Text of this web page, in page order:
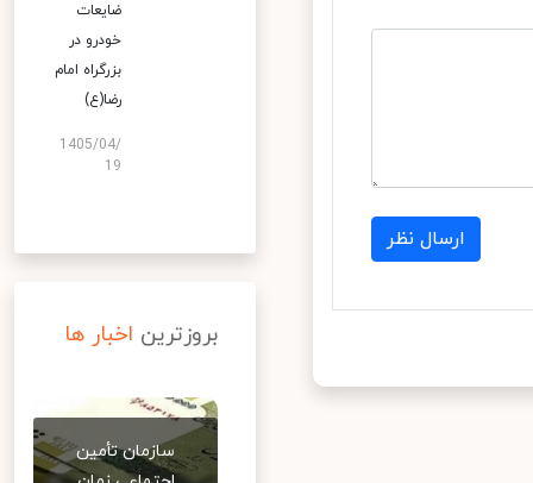
ارسال نظر
ضایعات
خودرو در
بزرگراه امام
رضا(ع)
1405/04/
19
بروزترین اخبار ها
سازمان تأمین